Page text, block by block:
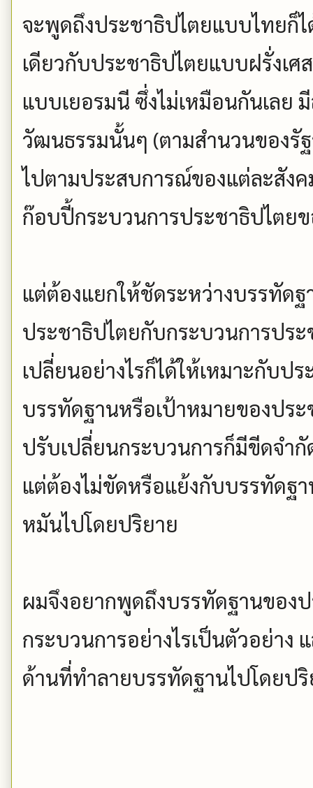
จะพูดถึงประชาธิปไตยแบบไทยก็
เดียวกับประชาธิปไตยแบบฝรั่งเ
แบบเยอรมนี ซึ่งไม่เหมือนกันเลย
วัฒนธรรมนั้นๆ (ตามสำนวนของรั
ไปตามประสบการณ์ของแต่ละสัง
ก๊อบปี้กระบวนการประชาธิปไตย
แต่ต้องแยกให้ชัดระหว่างบรรทัด
ประชาธิปไตยกับกระบวนการปร
เปลี่ยนอย่างไรก็ได้ให้เหมาะกับป
บรรทัดฐานหรือเป้าหมายของปร
ปรับเปลี่ยนกระบวนการก็มีขีดจำ
แต่ต้องไม่ขัดหรือแย้งกับบรรทัดฐ
หมันไปโดยปริยาย
ผมจึงอยากพูดถึงบรรทัดฐานของ
กระบวนการอย่างไรเป็นตัวอย่าง
ด้านที่ทำลายบรรทัดฐานไปโดยป